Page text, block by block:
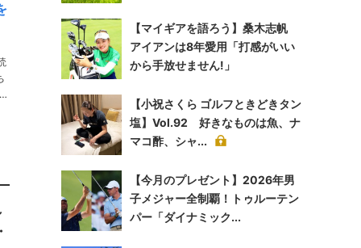
【マイギアを語ろう】桑木志帆
アイアンは8年愛用「打感がいい
から手放せません!」
【小祝さくら ゴルフときどきタン
塩】Vol.92 好きなものは魚、ナ
マコ酢、シャ...
【今月のプレゼント】2026年男
子メジャー全制覇！トゥルーテン
パー「ダイナミック...